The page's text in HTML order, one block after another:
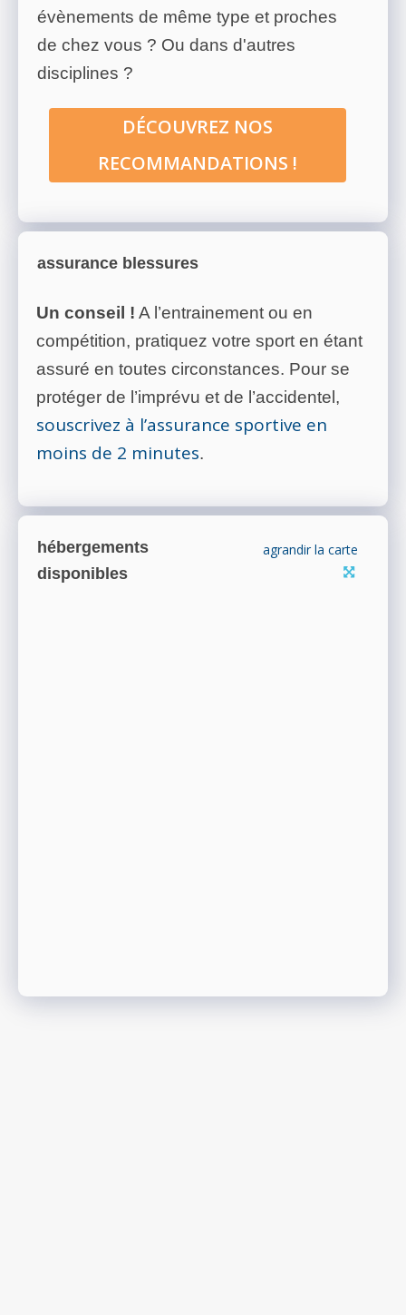
évènements de même type et proches
de chez vous ? Ou dans d'autres
disciplines ?
DÉCOUVREZ NOS
RECOMMANDATIONS !
assurance blessures
Un conseil ! A l’entrainement ou en
compétition, pratiquez votre sport en étant
assuré en toutes circonstances. Pour se
protéger de l’imprévu et de l’accidentel,
souscrivez à l’assurance sportive en
moins de 2 minutes.
hébergements
disponibles
agrandir la carte